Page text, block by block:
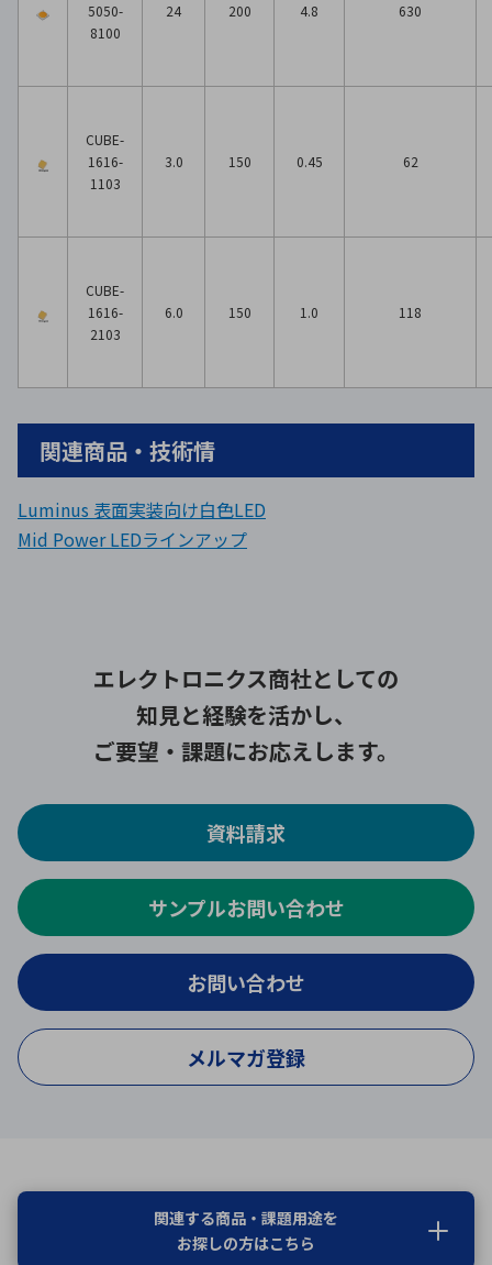
5050-
8100
24 200 4.8 630
CUBE-
1616-
1103
3.0 150 0.45 62
CUBE-
1616-
2103
6.0 150 1.0 118
関連商品・技術情
Luminus 表面実装向け白色LED
Mid Power LEDラインアップ
エレクトロニクス商社としての
知見と経験を活かし、
ご要望・課題にお応えします。
資料請求
サンプルお問い合わせ
お問い合わせ
メルマガ登録
関連する商品・課題用途を
お探しの方はこちら